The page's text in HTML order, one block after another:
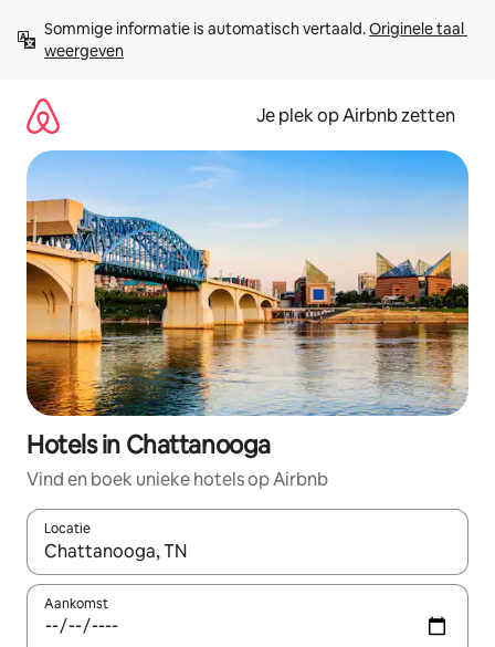
direct
naar
Sommige informatie is automatisch vertaald. Originele taal
weergeven
Je plek op Airbnb zetten
Hotels in Chattanooga
Vind en boek unieke hotels op Airbnb
Locatie
Wanneer er resultaten beschikbaar zijn, maak je een keuze
Aankomst